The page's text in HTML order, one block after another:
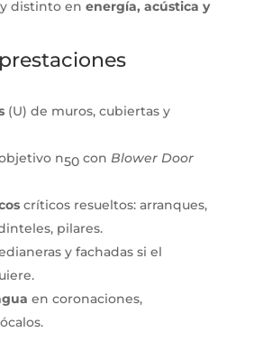
distinto en energía, acústica y
(U) de muros, cubiertas y
n50con Blower Door
críticos resueltos: arranques,
pilares.
y fachadas si el
en coronaciones,